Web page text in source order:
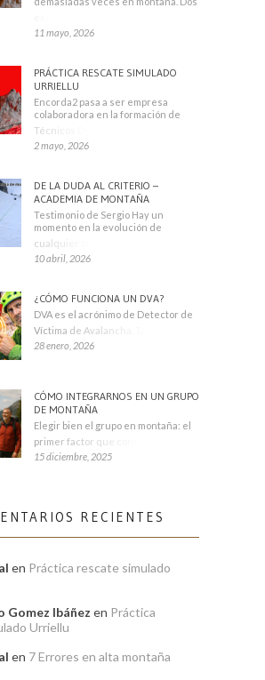
11 mayo, 2026
PRÁCTICA RESCATE SIMULADO
URRIELLU
Encorda2 pasa a ser empresa
colaboradora en la formación de
Técnicos Deportivos
2 mayo, 2026
DE LA DUDA AL CRITERIO –
ACADEMIA DE MONTAÑA
Testimonio de Sergio Hay un
momento en la evolución de
cualquier montañero
10 abril, 2026
¿CÓMO FUNCIONA UN DVA?
DVA es el acrónimo de Detector de
Víctima de Avalancha. También se
28 enero, 2026
CÓMO INTEGRARNOS EN UN GRUPO
DE MONTAÑA
Elegir bien el grupo en montaña: el
primer factor que condiciona tu
15 diciembre, 2025
RECIENTES
en Práctica rescate simulado
Gomez Ibáñez en Práctica
Urriellu
en 7 Errores en alta montaña